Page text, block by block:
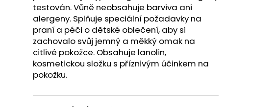
testován. Vůně neobsahuje barviva ani
alergeny. Splňuje speciální požadavky na
praní a péči o dětské oblečení, aby si
zachovalo svůj jemný a měkký omak na
citlivé pokožce. Obsahuje lanolin,
kosmetickou složku s příznivým účinkem na
pokožku.
NA NÁDOBÍ LIKVI BALSAM 2V1 HEŘMÁNEK